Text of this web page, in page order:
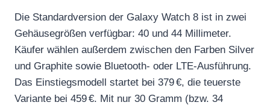
Die Standardversion der Galaxy Watch 8 ist in zwei
Gehäusegrößen verfügbar: 40 und 44 Millimeter.
Käufer wählen außerdem zwischen den Farben Silver
und Graphite sowie Bluetooth- oder LTE-Ausführung.
Das Einstiegsmodell startet bei 379 €, die teuerste
Variante bei 459 €. Mit nur 30 Gramm (bzw. 34